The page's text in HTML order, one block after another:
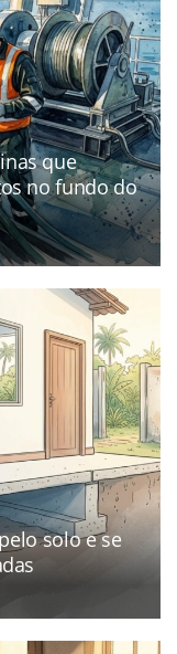
que
no fundo do
solo e se